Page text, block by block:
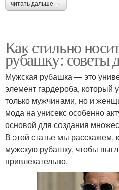
читать дальше →
Как стильно
рубашку: советы
Мужская рубашка — это
элемент гардероба, который
только мужчинами, но и
мода на унисекс особенно
основой для создания
В этой статье мы расскажем,
мужскую рубашку, чтобы
привлекательно.